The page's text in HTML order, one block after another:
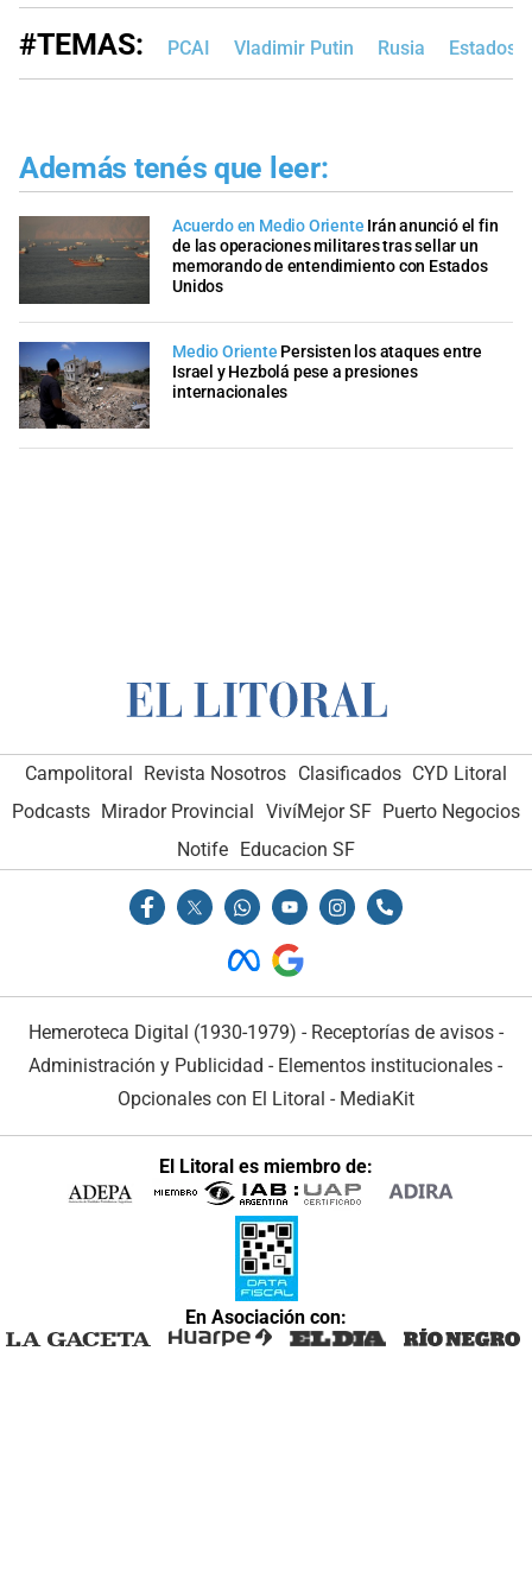
#TEMAS: PCAI Vladimir Putin Rusia Estados
Además tenés que leer:
Acuerdo en Medio Oriente Irán anunció el fin
de las operaciones militares tras sellar un
memorando de entendimiento con Estados
Unidos
Medio Oriente Persisten los ataques entre
Israel y Hezbolá pese a presiones
internacionales
Campolitoral Revista Nosotros Clasificados CYD Litoral
Podcasts Mirador Provincial VivíMejor SF Puerto Negocios
Notife Educacion SF
Hemeroteca Digital (1930-1979) - Receptorías de avisos -
Administración y Publicidad - Elementos institucionales -
Opcionales con El Litoral - MediaKit
El Litoral es miembro de:
En Asociación con: